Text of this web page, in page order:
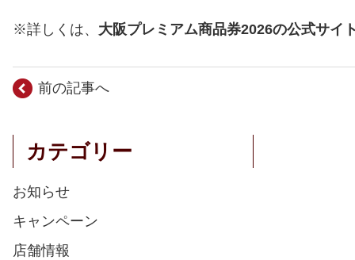
※詳しくは、 大阪プレミアム商品券2026の公式サイ
前の記事へ
カテゴリー
お知らせ
キャンペーン
店舗情報